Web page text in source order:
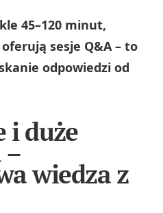
45–120 minut,
sesje Q&A – to
odpowiedzi od
i duże
wiedza z